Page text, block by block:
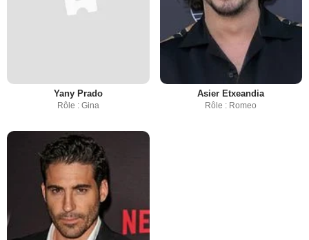
Yany Prado
Rôle : Gina
Asier Etxeandia
Rôle : Romeo